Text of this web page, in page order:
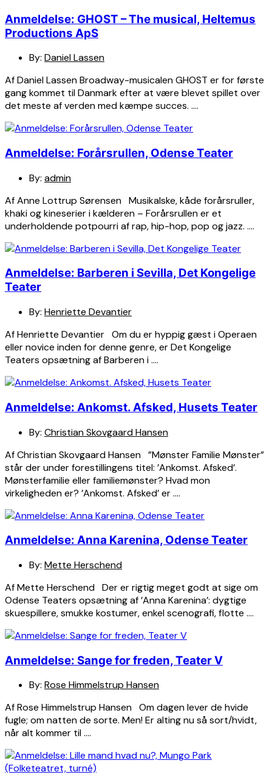
Anmeldelse: GHOST – The musical, Heltemus
Productions ApS
By: Daniel Lassen
Af Daniel Lassen Broadway-musicalen GHOST er for første
gang kommet til Danmark efter at være blevet spillet over
det meste af verden med kæmpe succes. ….
Anmeldelse: Forårsrullen, Odense Teater
By: admin
Af Anne Lottrup Sørensen Musikalske, kåde forårsruller,
khaki og kineserier i kælderen – Forårsrullen er et
underholdende potpourri af rap, hip-hop, pop og jazz. ….
Anmeldelse: Barberen i Sevilla, Det Kongelige
Teater
By: Henriette Devantier
Af Henriette Devantier Om du er hyppig gæst i Operaen
eller novice inden for denne genre, er Det Kongelige
Teaters opsætning af Barberen i ….
Anmeldelse: Ankomst. Afsked, Husets Teater
By: Christian Skovgaard Hansen
Af Christian Skovgaard Hansen ”Mønster Familie Mønster”
står der under forestillingens titel: ’Ankomst. Afsked’.
Mønsterfamilie eller familiemønster? Hvad mon
virkeligheden er? ’Ankomst. Afsked’ er ….
Anmeldelse: Anna Karenina, Odense Teater
By: Mette Herschend
Af Mette Herschend Der er rigtig meget godt at sige om
Odense Teaters opsætning af ’Anna Karenina’: dygtige
skuespillere, smukke kostumer, enkel scenografi, flotte ….
Anmeldelse: Sange for freden, Teater V
By: Rose Himmelstrup Hansen
Af Rose Himmelstrup Hansen Om dagen lever de hvide
fugle; om natten de sorte. Men! Er alting nu så sort/hvidt,
når alt kommer til ….